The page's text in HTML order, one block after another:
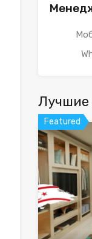
Лучшие
Featured